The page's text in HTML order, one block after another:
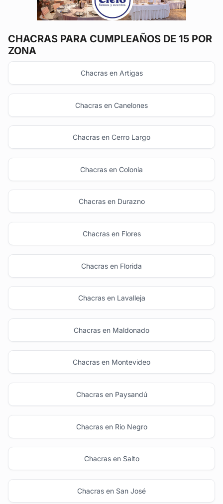
CHACRAS PARA CUMPLEAÑOS DE 15 POR
ZONA
Chacras en Artigas
Chacras en Canelones
Chacras en Cerro Largo
Chacras en Colonia
Chacras en Durazno
Chacras en Flores
Chacras en Florida
Chacras en Lavalleja
Chacras en Maldonado
Chacras en Montevideo
Chacras en Paysandú
Chacras en Río Negro
Chacras en Salto
Chacras en San José